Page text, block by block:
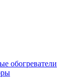
обогреватели